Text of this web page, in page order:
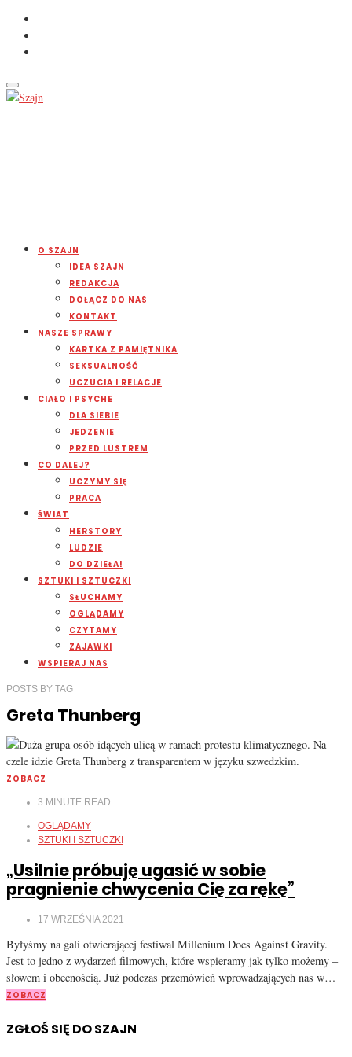
O SZAJN
IDEA SZAJN
REDAKCJA
DOŁĄCZ DO NAS
KONTAKT
NASZE SPRAWY
KARTKA Z PAMIĘTNIKA
SEKSUALNOŚĆ
UCZUCIA I RELACJE
CIAŁO I PSYCHE
DLA SIEBIE
JEDZENIE
PRZED LUSTREM
CO DALEJ?
UCZYMY SIĘ
PRACA
ŚWIAT
HERSTORY
LUDZIE
DO DZIEŁA!
SZTUKI I SZTUCZKI
SŁUCHAMY
OGLĄDAMY
CZYTAMY
ZAJAWKI
WSPIERAJ NAS
POSTS BY TAG
Greta Thunberg
ZOBACZ
3 MINUTE READ
OGLĄDAMY
SZTUKI I SZTUCZKI
„Usilnie próbuję ugasić w sobie
pragnienie chwycenia Cię za rękę”
17 WRZEŚNIA 2021
Byłyśmy na gali otwierającej festiwal Millenium Docs Against Gravity.
Jest to jedno z wydarzeń filmowych, które wspieramy jak tylko możemy –
słowem i obecnością. Już podczas przemówień wprowadzających nas w…
ZOBACZ
ZGŁOŚ SIĘ DO SZAJN